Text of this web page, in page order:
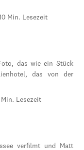
Min. Lesezeit
das wie ein Stück
das von der
Min. Lesezeit
verfilmt und Matt